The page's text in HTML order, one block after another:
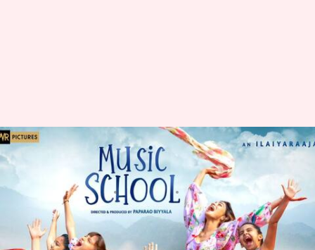
మ్యూజిక్ స్కూల్ ట్రైలర్: పిల్లల
కలలను పట్టించుకోవాలని చెప్పే కథ
వ్రాసిన వారు Sriram Pranateja Apr 25, 2023 03:48 pm
ఈ వార్తాకథనం ఏంటి